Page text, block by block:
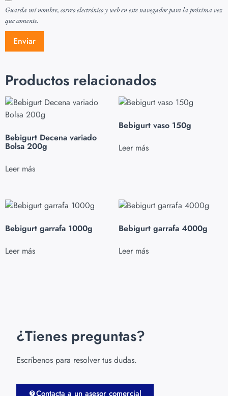
Guarda mi nombre, correo electrónico y web en este navegador para la próxima vez
que comente.
Productos relacionados
Bebigurt Decena variado
Bolsa 200g
Leer más
Bebigurt vaso 150g
Leer más
Bebigurt garrafa 1000g
Leer más
Bebigurt garrafa 4000g
Leer más
¿Tienes preguntas?
Escríbenos para resolver tus dudas.
Contacta a un asesor comercial